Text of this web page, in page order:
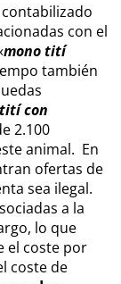
con el
mono tití
también
con
2.100
animal. En
ofertas de
sea ilegal.
a la
lo que
el coste por
coste de